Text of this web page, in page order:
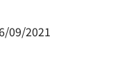
09/2021